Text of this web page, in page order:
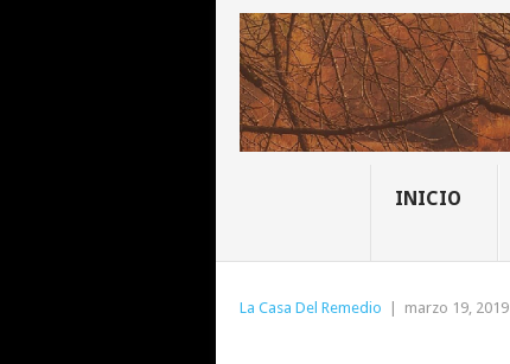
INICIO
La Casa Del Remedio | marzo 19, 2019